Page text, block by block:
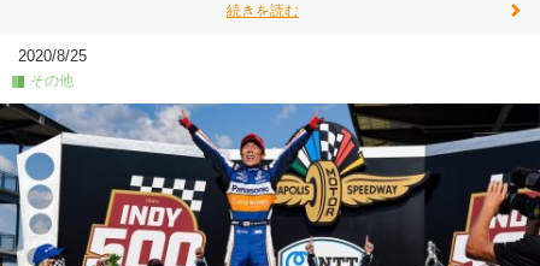
続きを読む
2020/8/25
その他